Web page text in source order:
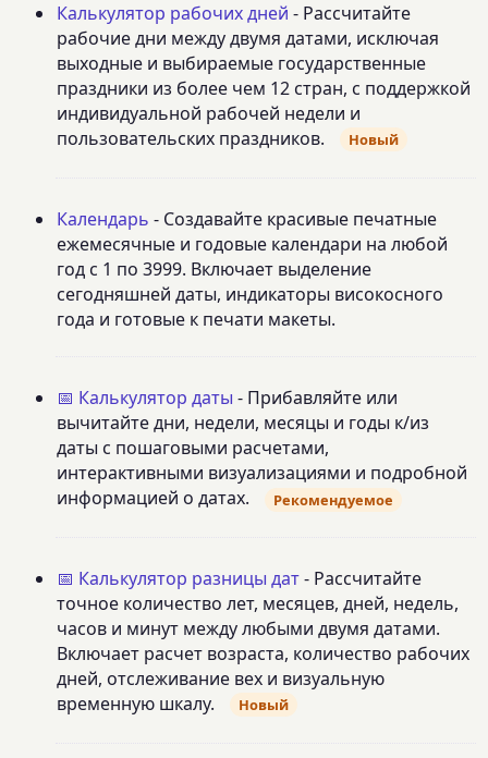
Калькулятор рабочих дней - Рассчитайте
рабочие дни между двумя датами, исключая
выходные и выбираемые государственные
праздники из более чем 12 стран, с поддержкой
индивидуальной рабочей недели и
пользовательских праздников.
Новый
Календарь - Создавайте красивые печатные
ежемесячные и годовые календари на любой
год с 1 по 3999. Включает выделение
сегодняшней даты, индикаторы високосного
года и готовые к печати макеты.
📅 Калькулятор даты - Прибавляйте или
вычитайте дни, недели, месяцы и годы к/из
даты с пошаговыми расчетами,
интерактивными визуализациями и подробной
информацией о датах.
Рекомендуемое
📅 Калькулятор разницы дат- Рассчитайте
точное количество лет, месяцев, дней, недель,
часов и минут между любыми двумя датами.
Включает расчет возраста, количество рабочих
дней, отслеживание вех и визуальную
временную шкалу.
Новый